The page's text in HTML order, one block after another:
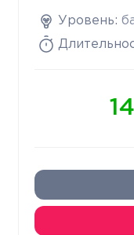
Уровень: